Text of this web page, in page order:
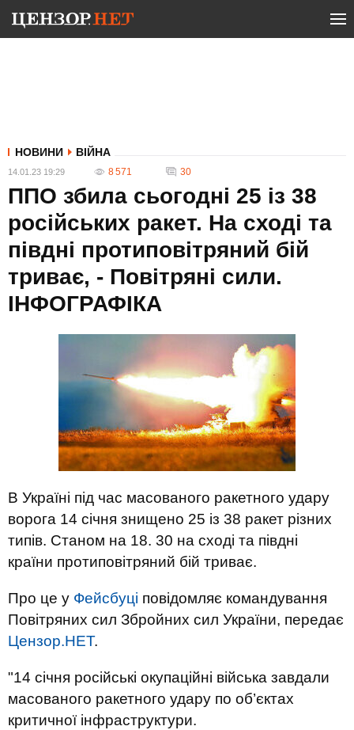
НОВИНИ ВІЙНА
14.01.23 19:29 8 571 30
ППО збила сьогодні 25 із 38
російських ракет. На сході та
півдні протиповітряний бій
триває, - Повітряні сили.
ІНФОГРАФІКА
В Україні під час масованого ракетного удару
ворога 14 січня знищено 25 із 38 ракет різних
типів. Станом на 18. 30 на сході та півдні
країни протиповітряний бій триває.
Про це у Фейсбуці повідомляє командування
Повітряних сил Збройних сил України, передає
Цензор.НЕТ.
"14 січня російські окупаційні війська завдали
масованого ракетного удару по об’єктах
критичної інфраструктури.